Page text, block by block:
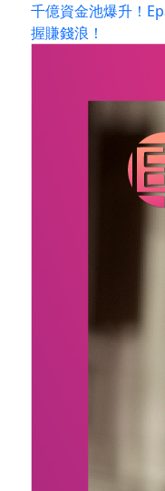
千億資金池爆升！
握賺錢浪！